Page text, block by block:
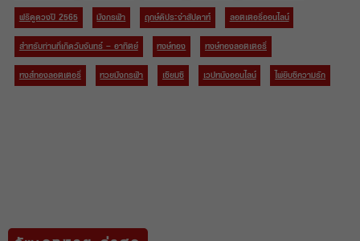
ฟรีดูดวงปี 2565
มังกรฟ้า ฤกษ์ดีประจำสัปดาห์
ลอตเตอรี่ออนไลน์
สำหรับท่านที่เกิดวันจันทร์ – อาทิตย์
หงษ์ทอง
หงษ์ทองลอตเตอรี่
หงส์ทองลอตเตอรี่
หวยมังกรฟ้า เซียมซี เวปหนังออนไลน์ ไพ่ยิบซีความรัก